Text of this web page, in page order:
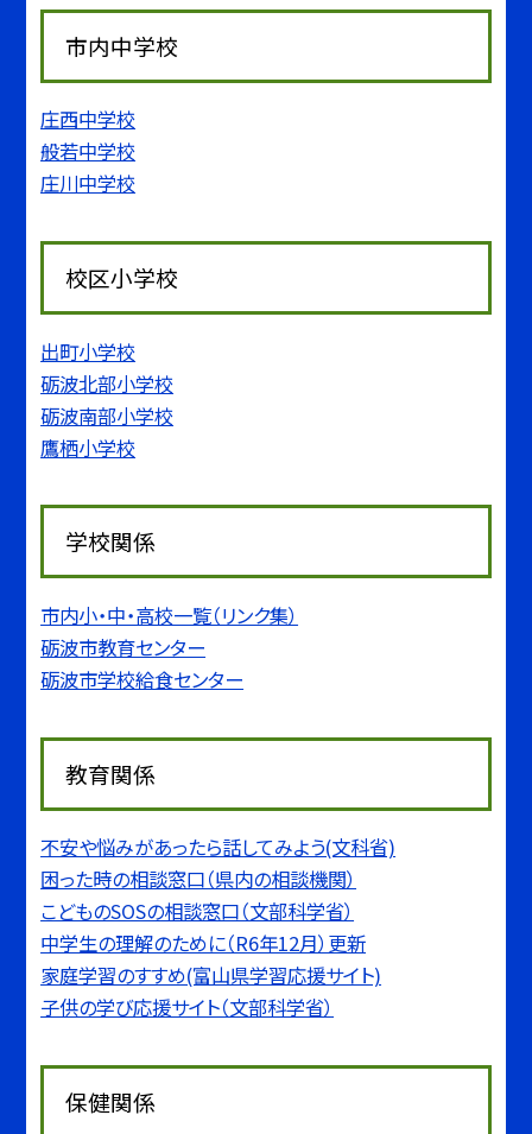
市内中学校
庄西中学校
般若中学校
庄川中学校
校区小学校
出町小学校
砺波北部小学校
砺波南部小学校
鷹栖小学校
学校関係
市内小・中・高校一覧（リンク集）
砺波市教育センター
砺波市学校給食センター
教育関係
不安や悩みがあったら話してみよう(文科省)
困った時の相談窓口（県内の相談機関）
こどものSOSの相談窓口（文部科学省）
中学生の理解のために（R6年12月）更新
家庭学習のすすめ(富山県学習応援サイト)
子供の学び応援サイト（文部科学省）
保健関係